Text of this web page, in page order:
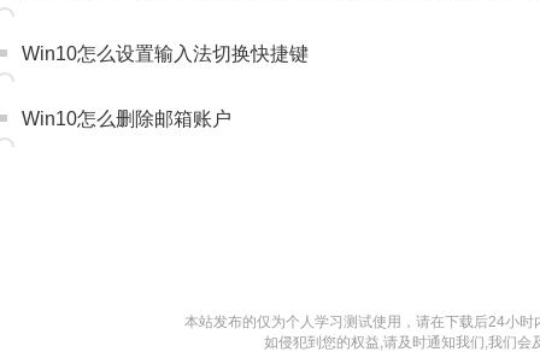
Win10怎么设置输入法切换快捷键
Win10怎么删除邮箱账户
本站发布的仅为个人学习测试使用，请在下载后24小
如侵犯到您的权益,请及时通知我们,我们